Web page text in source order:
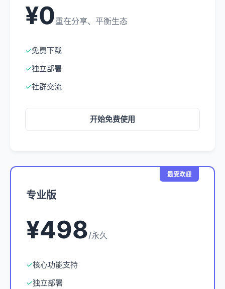
¥0重在分享、平衡生态
✓免费下载
✓独立部署
✓社群交流
开始免费使用
最受欢迎
专业版
¥498/永久
✓核心功能支持
✓独立部署